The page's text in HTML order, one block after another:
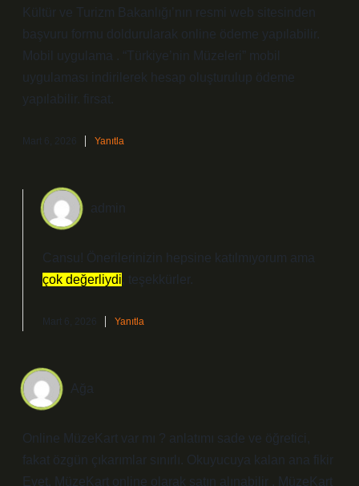
Kültür ve Turizm Bakanlığı’nın resmi web sitesinden
başvuru formu doldurularak online ödeme yapılabilir.
Mobil uygulama . “Türkiye’nin Müzeleri” mobil
uygulaması indirilerek hesap oluşturulup ödeme
yapılabilir. firsat.
Mart 6, 2026 Yanıtla
admin
Cansu! Önerilerinizin hepsine katılmıyorum ama
çok değerliydi, teşekkürler.
Mart 6, 2026 Yanıtla
Ağa
Online MüzeKart var mı ? anlatımı sade ve öğretici,
fakat özgün çıkarımlar sınırlı. Okuyucuya kalan ana fikir
Evet, MüzeKart online olarak satın alınabilir . MüzeKart